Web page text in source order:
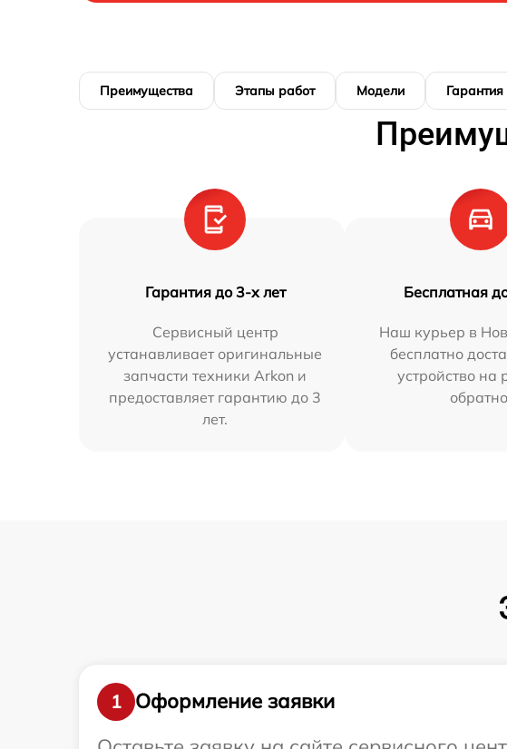
Преимущества Этапы работ Модели Гарантия
Гарантия до 3-х лет
Сервисный центр
устанавливает оригинальные
запчасти техники Arkon и
предоставляет гарантию до 3
лет.
Бесплатная
Наш курьер в
бесплатно
устройство на
1
Оформление заявки